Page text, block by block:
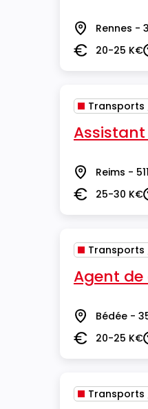
Lieu Rennes -
Salaire20-25 K€
Transports
Assistant
Lieu Reims -
Salaire25-30 K€
Transports
Agent de
Lieu Bédée -
Salaire20-25 K€
Transports